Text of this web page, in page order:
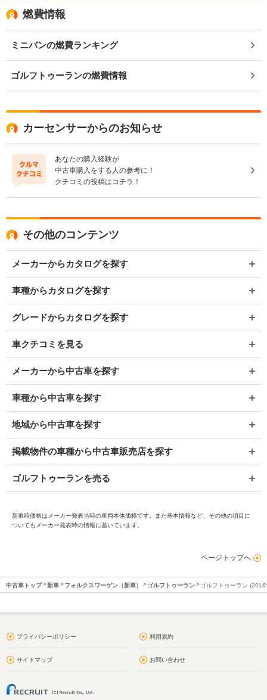
燃費情報
ミニバンの燃費ランキング
ゴルフトゥーランの燃費情報
カーセンサーからのお知らせ
あなたの購入経験が
中古車購入をする人の参考に！
クチコミの投稿はコチラ！
その他のコンテンツ
メーカーからカタログを探す
車種からカタログを探す
グレードからカタログを探す
車クチコミを見る
メーカーから中古車を探す
車種から中古車を探す
地域から中古車を探す
掲載物件の車種から中古車販売店を探す
ゴルフトゥーランを売る
新車時価格はメーカー発表当時の車両本体価格です。また基本情報など、その他の項目に
ついてもメーカー発表時の情報に基いています。
ページトップへ
中古車トップ 新車 フォルクスワーゲン（新車） ゴルフトゥーラン ゴルフトゥーラン
プライバシーポリシー 利用規約
サイトマップ お問い合わせ